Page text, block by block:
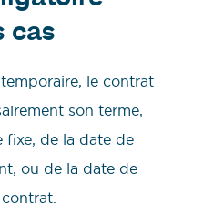
cas
le contrat
son terme,
fixe, de la date de
ou de la date de